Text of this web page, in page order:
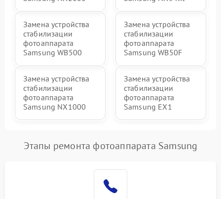
Замена устройства
стабилизации
фотоаппарата
Samsung WB500
Замена устройства
стабилизации
фотоаппарата
Samsung WB50F
Замена устройства
стабилизации
фотоаппарата
Samsung NX1000
Замена устройства
стабилизации
фотоаппарата
Samsung EX1
Этапы ремонта фотоаппарата Samsung